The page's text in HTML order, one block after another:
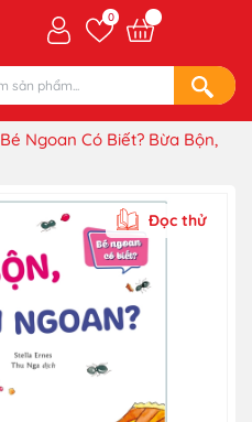
0
Bé Ngoan Có Biết? Bừa Bộn,
Đọc thử